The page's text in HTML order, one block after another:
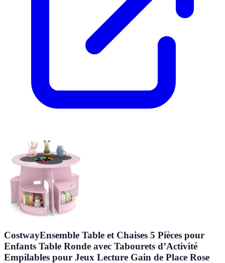
CostwayEnsemble Table et Chaises 5 Pièces pour
Enfants Table Ronde avec Tabourets d’Activité
Empilables pour Jeux Lecture Gain de Place Rose